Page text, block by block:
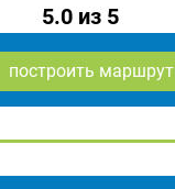
5.0 из 5
построить маршрут